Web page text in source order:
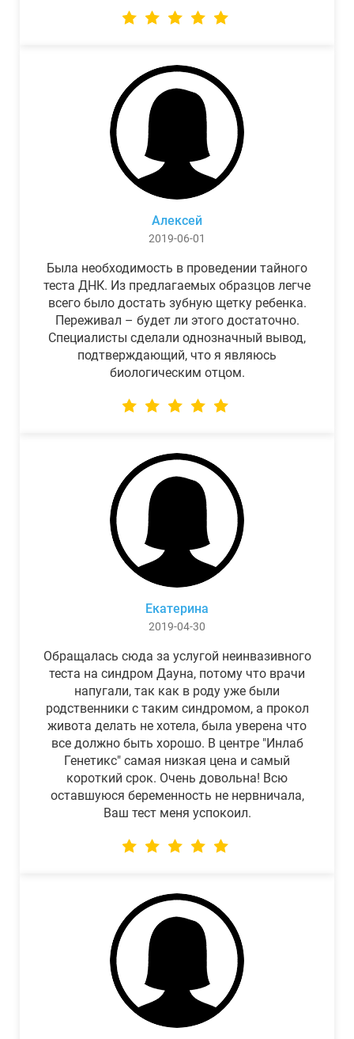
Алексей
2019-06-01
Была необходимость в проведении тайного
теста ДНК. Из предлагаемых образцов легче
всего было достать зубную щетку ребенка.
Переживал – будет ли этого достаточно.
Специалисты сделали однозначный вывод,
подтверждающий, что я являюсь
биологическим отцом.
Екатерина
2019-04-30
Обращалась сюда за услугой неинвазивного
теста на синдром Дауна, потому что врачи
напугали, так как в роду уже были
родственники с таким синдромом, а прокол
живота делать не хотела, была уверена что
все должно быть хорошо. В центре "Инлаб
Генетикс" самая низкая цена и самый
короткий срок. Очень довольна! Всю
оставшуюся беременность не нервничала,
Ваш тест меня успокоил.